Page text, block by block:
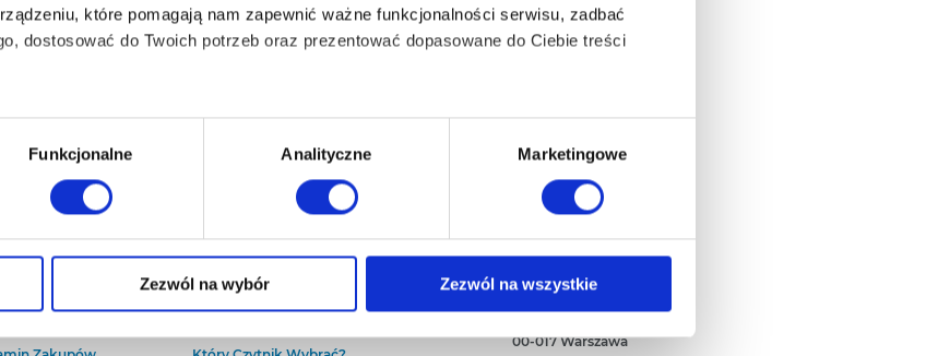
które pomagają nam zapewnić ważne funkcjonalności serwisu, zadbać
dostosować do Twoich potrzeb oraz prezentować dopasowane do Ciebie treści
do prawidłowego i bezpiecznego działania serwisu - są także takie, które wymagają
doświadczenia jeśli jesteś naszym Użytkownikiem.
Funkcjonalne Analityczne Marketingowe
Zezwól na wybór Zezwól na wszystkie
Baza wiedzy
Empik S.A
00-017 Warszawa